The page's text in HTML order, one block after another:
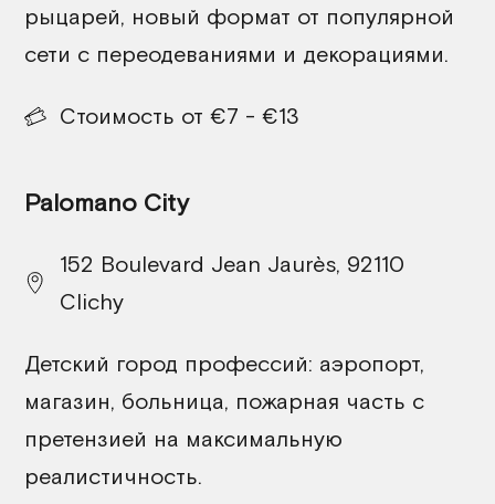
рыцарей, новый формат от популярной
сети с переодеваниями и декорациями.
Стоимость от €7 - €13
Palomano City
152 Boulevard Jean Jaurès, 92110
Clichy
Детский город профессий: аэропорт,
магазин, больница, пожарная часть с
претензией на максимальную
реалистичность.